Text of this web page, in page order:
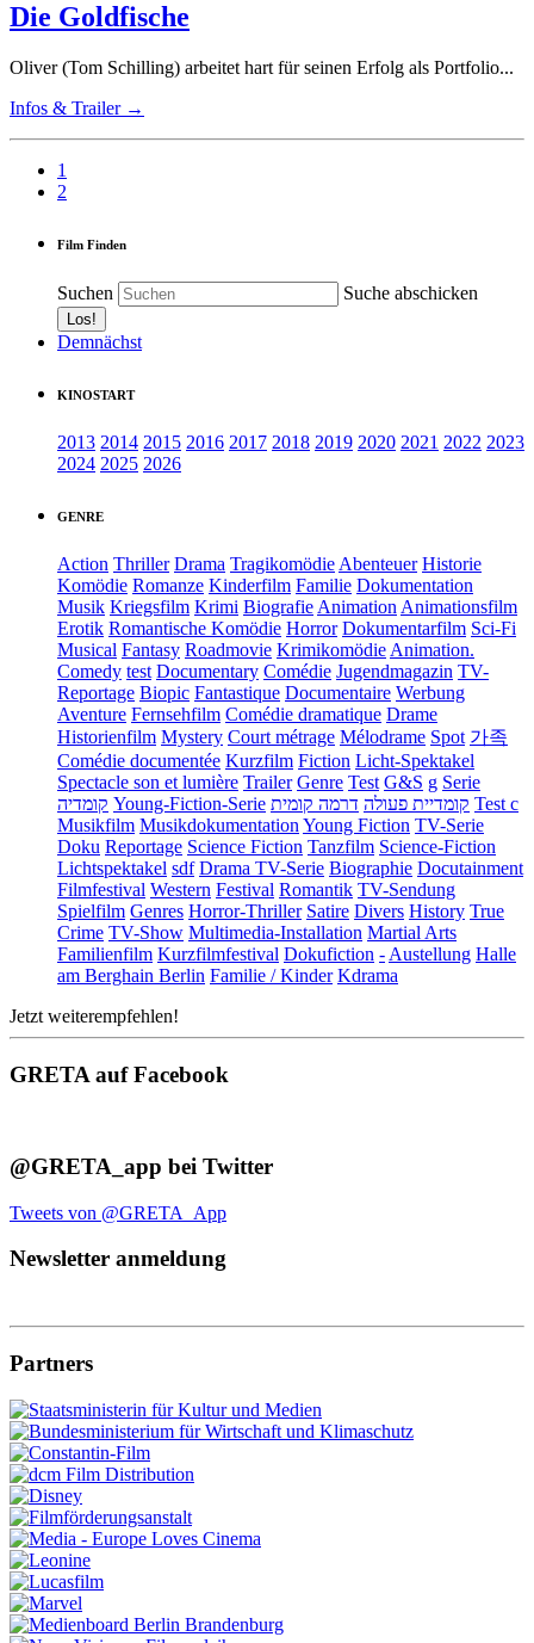
Die Goldfische
Oliver (Tom Schilling) arbeitet hart für seinen Erfolg als Portfolio...
Infos & Trailer →
1
2
Film Finden
Suchen Suche abschicken
Demnächst
KINOSTART
2013 2014 2015 2016 2017 2018 2019 2020 2021 2022 2023
2024 2025 2026
GENRE
Action Thriller Drama Tragikomödie Abenteuer Historie
Komödie Romanze Kinderfilm Familie Dokumentation
Musik Kriegsfilm Krimi Biografie Animation Animationsfilm
Erotik Romantische Komödie Horror Dokumentarfilm Sci-Fi
Musical Fantasy Roadmovie Krimikomödie Animation.
Comedy test Documentary Comédie Jugendmagazin TV-
Reportage Biopic Fantastique Documentaire Werbung
Aventure Fernsehfilm Comédie dramatique Drame
Historienfilm Mystery Court métrage Mélodrame Spot 가족
Comédie documentée Kurzfilm Fiction Licht-Spektakel
Spectacle son et lumière Trailer Genre Test G&S g Serie
קומדיה Young-Fiction-Serie קומדיית פעולה דרמה קומית
Test c
Musikfilm Musikdokumentation Young Fiction TV-Serie
Doku Reportage Science Fiction Tanzfilm Science-Fiction
Lichtspektakel sdf Drama TV-Serie Biographie Docutainment
Filmfestival Western Festival Romantik TV-Sendung
Spielfilm Genres Horror-Thriller Satire Divers History True
Crime TV-Show Multimedia-Installation Martial Arts
Familienfilm Kurzfilmfestival Dokufiction - Austellung Halle
am Berghain Berlin Familie / Kinder Kdrama
Jetzt weiterempfehlen!
GRETA auf Facebook
@GRETA_app bei Twitter
Tweets von @GRETA_App
Newsletter anmeldung
Partners